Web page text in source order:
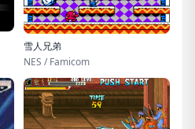
雪人兄弟
NES / Famicom